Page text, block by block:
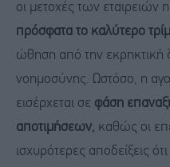
οι μετοχές των εταιρειών
πρόσφατα το καλύτερο
ώθηση από την εκρηκτική
νοημοσύνης. Ωστόσο, η
εισέρχεται σε φάση
αποτιμήσεων, καθώς οι
ισχυρότερες αποδείξεις